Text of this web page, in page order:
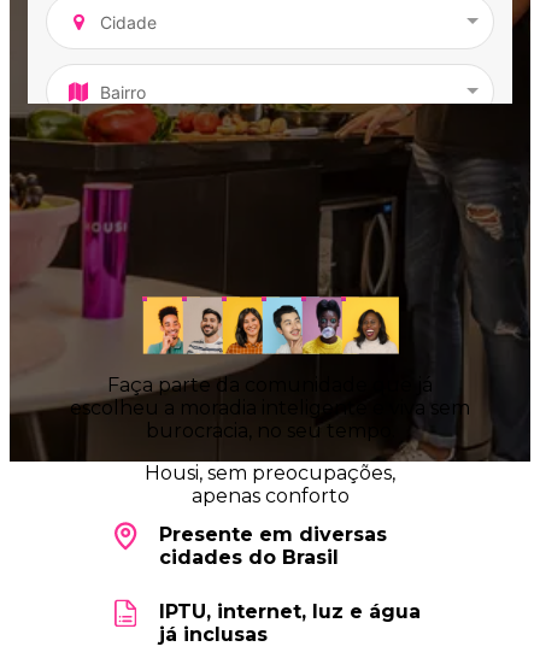
Faça parte da comunidade que já
escolheu a moradia inteligente e viva sem
burocracia, no seu tempo.
Housi, sem preocupações,
apenas conforto
Presente em diversas
cidades do Brasil
IPTU, internet, luz e água
já inclusas